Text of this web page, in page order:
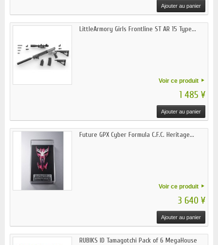
Ajouter au panier
LittleArmory Girls Frontline ST AR 15 Type...
Voir ce produit
1 485 ¥
Ajouter au panier
Future GPX Cyber Formula C.F.C. Heritage...
Voir ce produit
3 640 ¥
Ajouter au panier
RUBIKS ID Tamagotchi Pack of 6 MegaHouse